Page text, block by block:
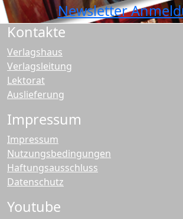
Newsletter
Kontakte
Verlagshaus
Verlagsleitung
Lektorat
Auslieferung
Impressum
Impressum
Nutzungsbedingungen
Haftungsausschluss
Datenschutz
Youtube